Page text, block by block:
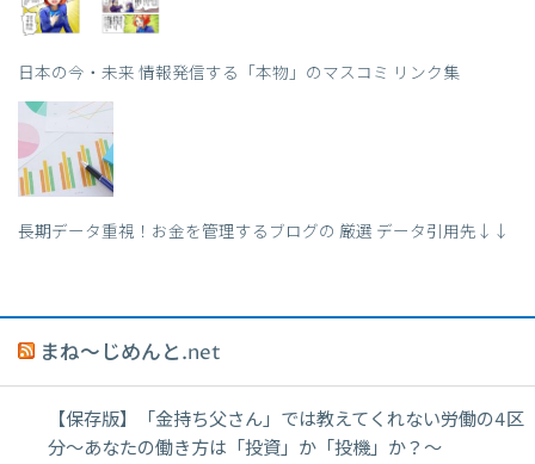
日本の今・未来 情報発信する「本物」のマスコミ リンク集
長期データ重視！お金を管理するブログの 厳選 データ引用先↓↓
まね～じめんと.net
【保存版】「金持ち父さん」では教えてくれない労働の4区
分〜あなたの働き方は「投資」か「投機」か？〜